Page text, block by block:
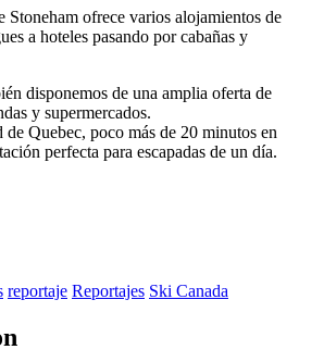
Stoneham ofrece varios alojamientos de
a hoteles pasando por cabañas y
disponemos de una amplia oferta de
y supermercados.
de Quebec, poco más de 20 minutos en
perfecta para escapadas de un día.
reportaje Reportajes Ski Canada